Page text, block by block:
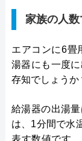
家族の人
エアコンに6畳
湯器にも一度
存知でしょうか
給湯器の出湯
は、1分間で水